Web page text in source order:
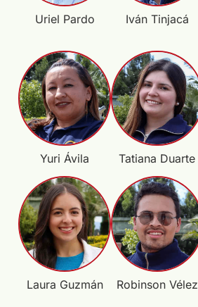
Uriel Pardo Iván Tinjacá
Yuri Ávila Tatiana Duarte
Laura Guzmán Robinson Vélez